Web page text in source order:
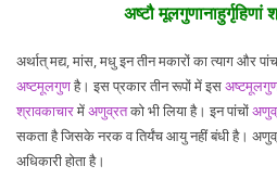
अष्टौ मूलगुणानाहुर्गृहिणां
अर्थात् मद्य, मांस, मधु इन तीन मकारों का त्याग और
अष्टमूलगुणहै। इस प्रकार तीन रूपों में इस
श्रावकाचारमेंअणुव्रतको भी लिया है। इन पांचों
सकता है जिसके नरक व तिर्यंच आयु नहीं बंधी है।
अधिकारी होता है।